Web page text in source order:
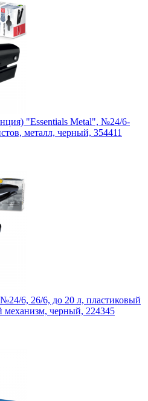
"Essentials Metal", №24/6-
металл, черный, 354411
6, 26/6, до 20 л, пластиковый
механизм, черный, 224345